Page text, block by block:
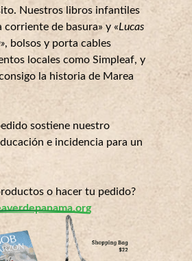
Nuestros libros infantiles
de basura» y «Lucas
, bolsos y porta cables
locales como Simpleaf, y
la historia de Marea
sostiene nuestro
e incidencia para un
o hacer tu pedido?